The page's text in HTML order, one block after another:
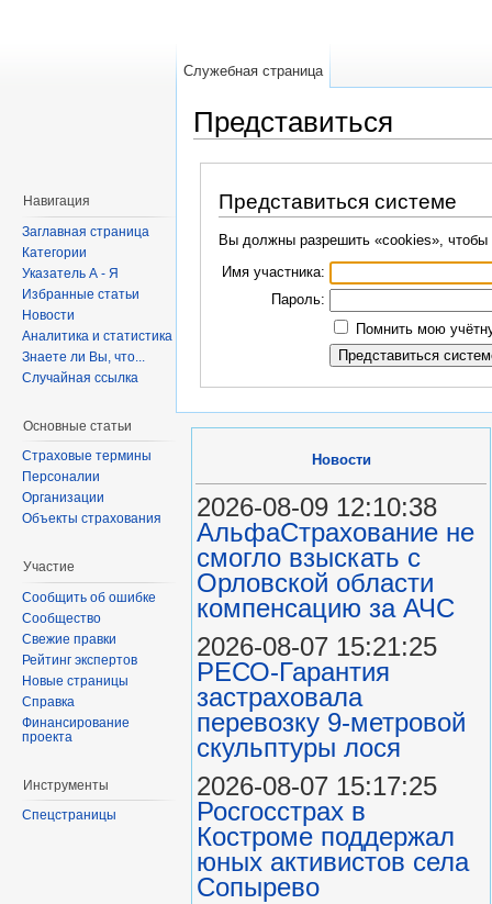
Представиться
Представиться системе
Вы должны разрешить «cookies», чтобы
Имя участника:
Пароль:
Помнить мою
Служебная страница
Навигация
Заглавная страница
Категории
Указатель А - Я
Избранные статьи
Новости
Аналитика и статистика
Знаете ли Вы, что...
Случайная ссылка
Основные статьи
Страховые термины
Персоналии
Организации
Объекты страхования
Участие
Сообщить об ошибке
Сообщество
Свежие правки
Рейтинг экспертов
Новые страницы
Справка
Финансирование
проекта
Инструменты
Спецстраницы
Новости
2026-08-09 12:10:38
АльфаСтрахование не
смогло взыскать с
Орловской области
компенсацию за АЧС
2026-08-07 15:21:25
РЕСО-Гарантия
застраховала
перевозку 9-метровой
скульптуры лося
2026-08-07 15:17:25
Росгосстрах в
Костроме поддержал
юных активистов села
Сопырево